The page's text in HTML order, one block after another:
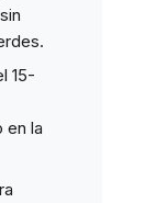
15-
en la